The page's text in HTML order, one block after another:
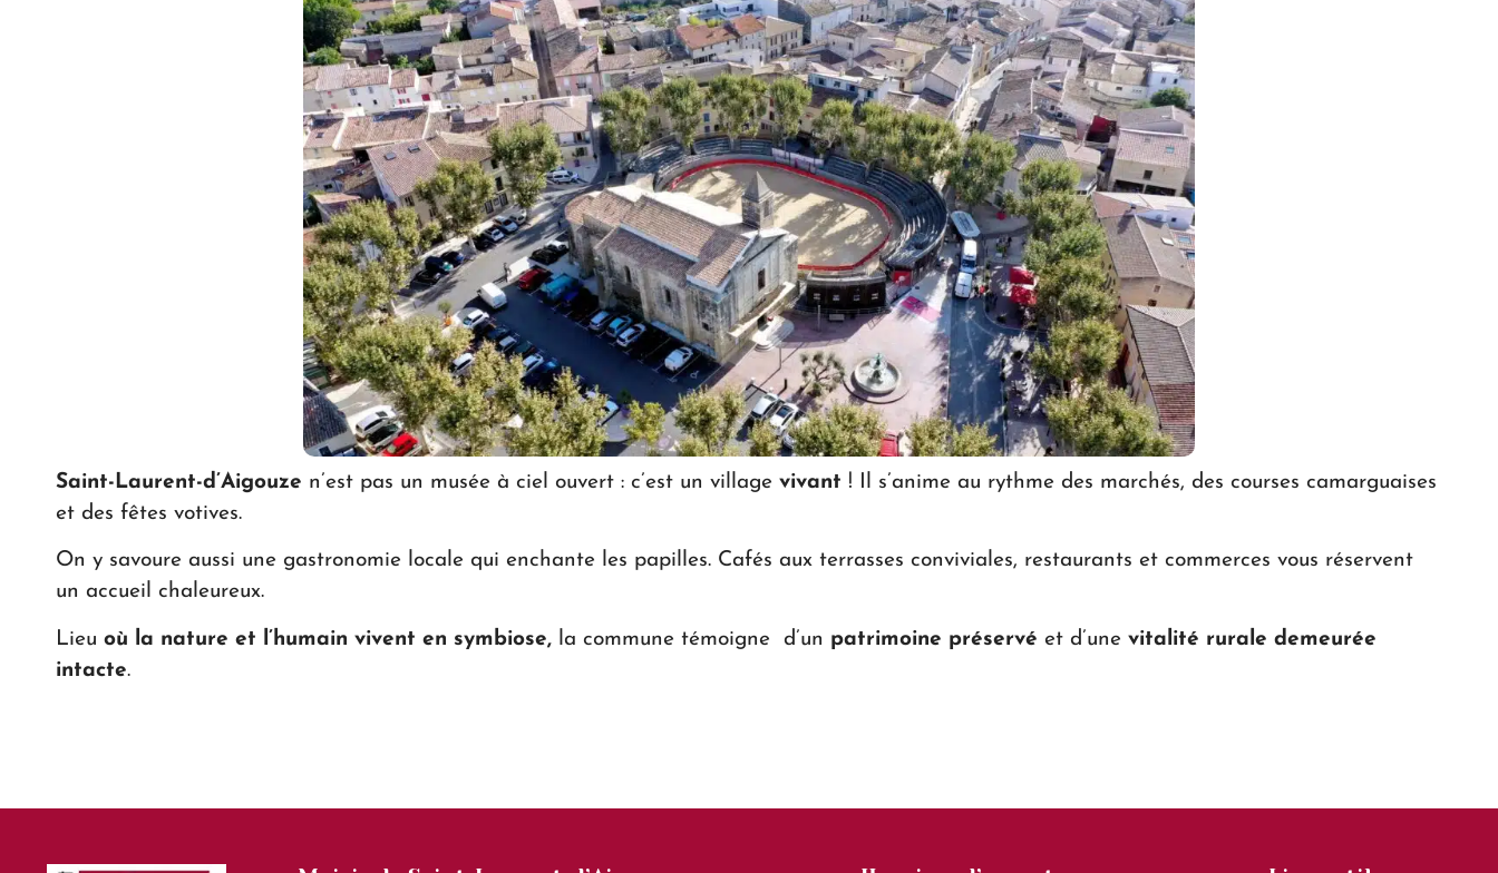
Saint-Laurent-d’Aigouze n’est pas un musée à ciel ouvert : c’est un village vivant ! Il s’anime au rythme des marchés, des courses camarguaises
et des fêtes votives.
On y savoure aussi une gastronomie locale qui enchante les papilles. Cafés aux terrasses conviviales, restaurants et commerces vous réservent
un accueil chaleureux.
Lieu où la nature et l’humain vivent en symbiose, la commune témoigne d’un patrimoine préservé et d’une vitalité rurale demeurée
intacte.